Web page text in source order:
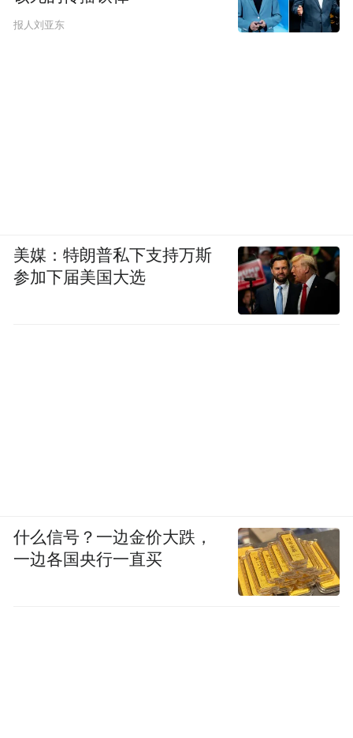
报人刘亚东
美媒：特朗普私下支持万斯
参加下届美国大选
什么信号？一边金价大跌，
一边各国央行一直买